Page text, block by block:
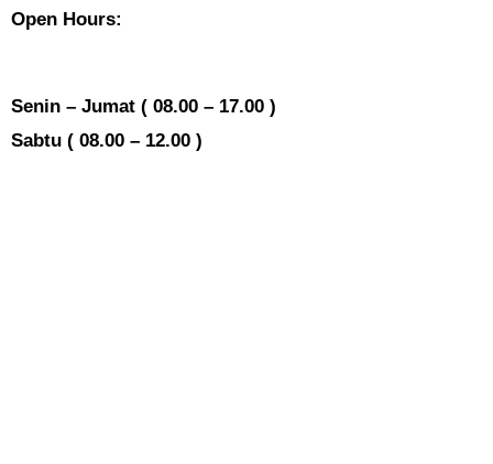
Open Hours:
Senin – Jumat ( 08.00 – 17.00 )
Sabtu ( 08.00 – 12.00 )